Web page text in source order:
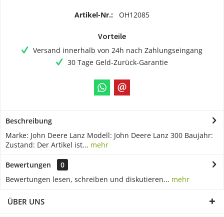
Artikel-Nr.: OH12085
Vorteile
Versand innerhalb von 24h nach Zahlungseingang
30 Tage Geld-Zurück-Garantie
Beschreibung
Marke: John Deere Lanz Modell: John Deere Lanz 300 Baujahr:
Zustand: Der Artikel ist... mehr
Bewertungen
0
Bewertungen lesen, schreiben und diskutieren... mehr
ÜBER UNS